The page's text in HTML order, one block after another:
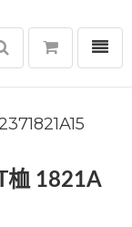
選單
桖 1821A